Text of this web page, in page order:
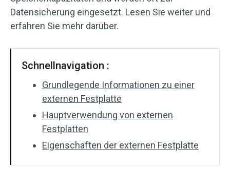
Datensicherung eingesetzt. Lesen Sie weiter und
erfahren Sie mehr darüber.
Schnellnavigation :
Grundlegende Informationen zu einer
externen Festplatte
Hauptverwendung von externen
Festplatten
Eigenschaften der externen Festplatte